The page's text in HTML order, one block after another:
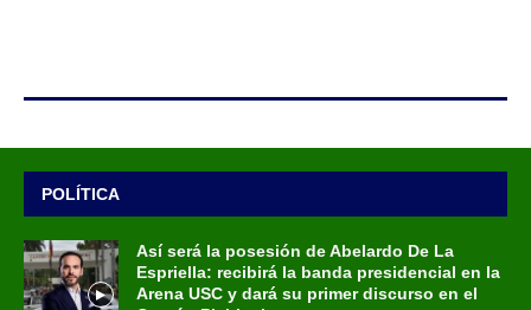
POLÍTICA
Así será la posesión de Abelardo De La
Espriella: recibirá la banda presidencial en la
Arena USC y dará su primer discurso en el